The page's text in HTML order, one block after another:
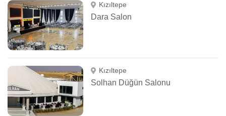
Kızıltepe
Dara Salon
Kızıltepe
Solhan Düğün Salonu